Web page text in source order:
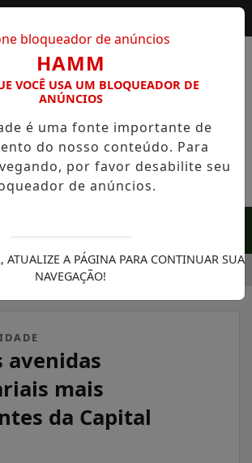
FAZENDA COM 488 HECTARES UNE
avenidas
mais
da Capital
HAMM
VOCÊ USA UM BLOQUEADOR DE
ANÚNCIOS
é uma fonte importante de
do nosso conteúdo. Para
por favor desabilite seu
de anúncios.
ATUALIZE A PÁGINA PARA CONTINUAR SUA
NAVEGAÇÃO!